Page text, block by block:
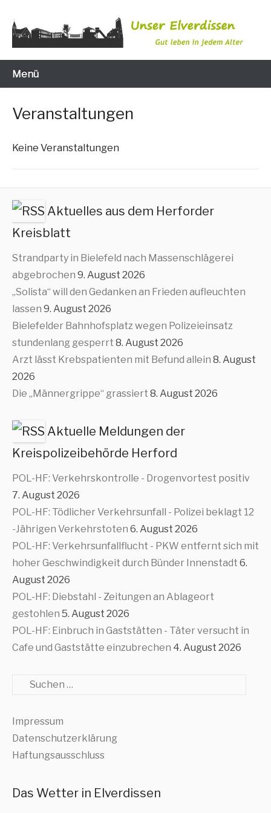
Inhalt
wechseln
Unser Elverdissen
Menü
Veranstaltungen
Kei­ne Veranstaltungen
Aktuelles aus dem Herforder
Kreisblatt
Strandparty in Bielefeld nach Massenschlägerei
abgebrochen 9. August 2026
„Solista“ will den Gedanken an Frieden aufleuchten
lassen 9. August 2026
Bielefelder Bahnhofsplatz wegen Polizeieinsatz
stundenlang gesperrt 8. August 2026
Arzt lässt Krebspatienten mit Befund allein 8. August
2026
Die „Männergrippe“ grassiert 8. August 2026
Aktuelle Meldungen der
Kreispolizeibehörde Herford
POL-HF: Verkehrskontrolle - Drogenvortest positiv
7. August 2026
POL-HF: Tödlicher Verkehrsunfall - Polizei beklagt 12
-Jährigen Verkehrstoten 6. August 2026
POL-HF: Verkehrsunfallflucht - PKW entfernt sich mit
hoher Geschwindigkeit durch Bünder Innenstadt 6.
August 2026
POL-HF: Diebstahl - Zeitungen an Ablageort
gestohlen 5. August 2026
POL-HF: Einbruch in Gaststätten - Täter versucht in
Cafe und Gaststätte einzubrechen 4. August 2026
Suche
Impressum
Datenschutzerklärung
Haftungsausschluss
Das Wetter in Elverdissen